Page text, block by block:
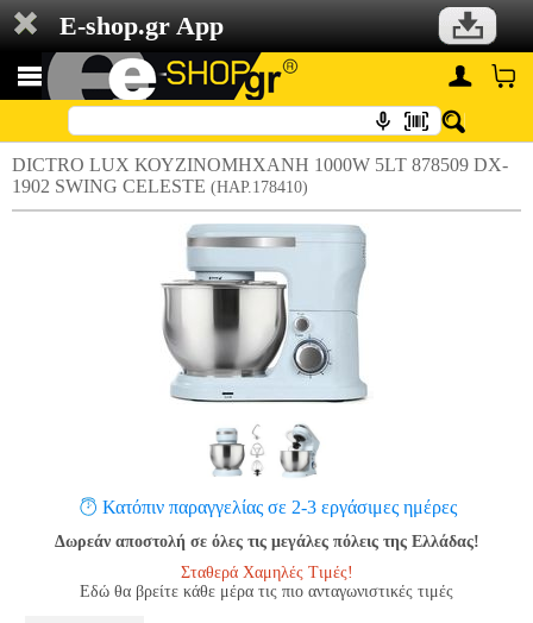
E-shop.gr App
DICTRO LUX ΚΟΥΖΙΝΟΜΗΧΑΝΗ 1000W 5LT 878509 DX-
1902 SWING CELESTE (HAP.178410)
Κατόπιν παραγγελίας σε 2-3 εργάσιμες ημέρες
Δωρεάν αποστολή σε όλες τις μεγάλες πόλεις της Ελλάδας!
Σταθερά Χαμηλές Τιμές!
Εδώ θα βρείτε κάθε μέρα τις πιο ανταγωνιστικές τιμές